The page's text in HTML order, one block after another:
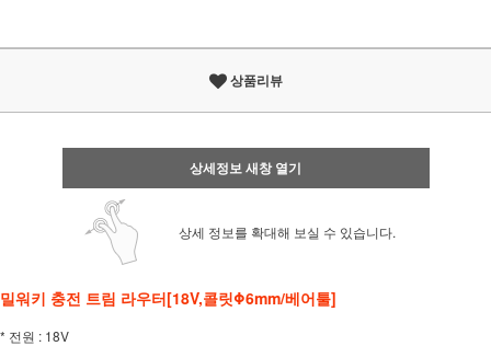
상품리뷰
상세정보 새창 열기
상세 정보를 확대해 보실 수 있습니다.
밀워키 충전 트림 라우터[18V,콜릿Φ6mm/베어툴]
* 전원 : 18V